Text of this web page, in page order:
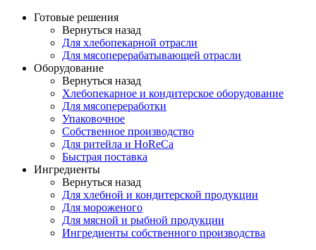
Готовые решения
Вернуться назад
Для хлебопекарной отрасли
Для мясоперерабатывающей отрасли
Оборудование
Вернуться назад
Хлебопекарное и кондитерское оборудование
Для мясопереработки
Упаковочное
Собственное производство
Для ритейла и HoReCa
Быстрая поставка
Ингредиенты
Вернуться назад
Для хлебной и кондитерской продукции
Для мороженого
Для мясной и рыбной продукции
Ингредиенты собственного производства